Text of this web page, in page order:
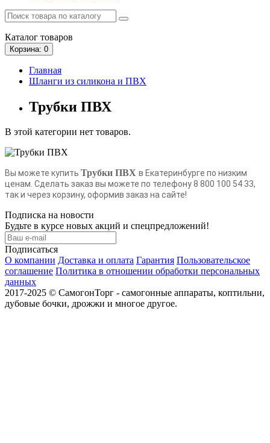
Каталог товаров
Корзина: 0
Главная
Шланги из силикона и ПВХ
Трубки ПВХ
В этой категории нет товаров.
Вы можете купить Трубки ПВХ в Екатеринбурге по низким
ценам. Сделать заказ вы можете по телефону 8 800 100 54 33,
так и через корзину, оформив заказ на сайте!
Подписка на новости
Будьте в курсе новых акций и спецпредложений!
Подписаться
О компании Доставка и оплата Гарантия Пользовательское
соглашение Политика в отношении обработки персональных
данных
2017-2025 © СамогонТорг - самогонные аппараты, коптильни,
дубовые бочки, дрожжи и многое другое.